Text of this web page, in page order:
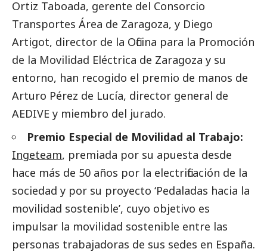
Ortiz Taboada, gerente del Consorcio
Transportes Área de Zaragoza, y Diego
Artigot, director de la Oficina para la Promoción
de la Movilidad Eléctrica de Zaragoza y su
entorno, han recogido el premio de manos de
Arturo Pérez de Lucía, director general de
AEDIVE y miembro del jurado.
Premio Especial de Movilidad al Trabajo:
Ingeteam, premiada por su apuesta desde
hace más de 50 años por la electrificación de la
sociedad y por su proyecto ‘Pedaladas hacia la
movilidad sostenible’, cuyo objetivo es
impulsar la movilidad sostenible entre las
personas trabajadoras de sus sedes en España.